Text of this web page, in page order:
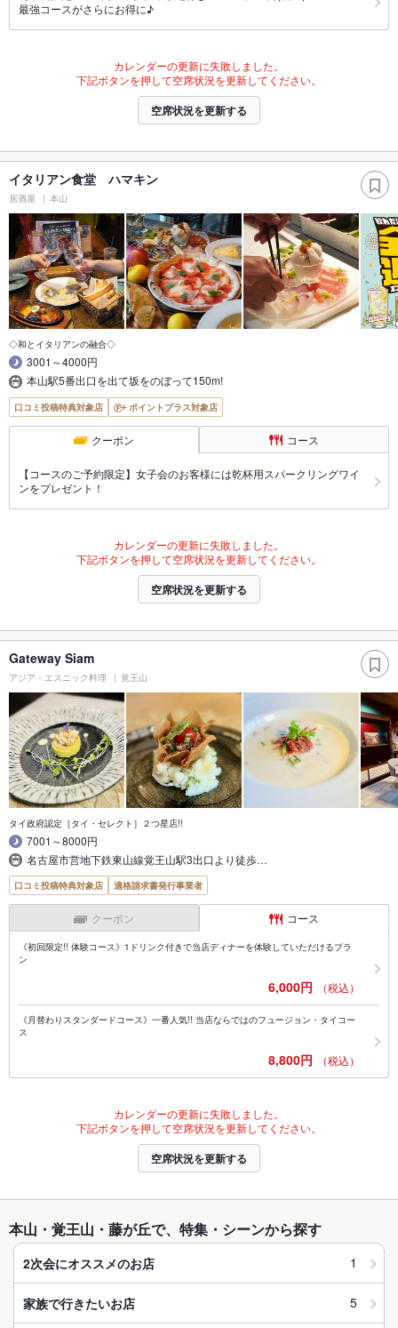
最強コースがさらにお得に♪
カレンダーの更新に失敗しました。
下記ボタンを押して空席状況を更新してください。
空席状況を更新する
イタリアン食堂 ハマキン
居酒屋 本山
◇和とイタリアンの融合◇
3001～4000円
本山駅5番出口を出て坂をのぼって150m!
口コミ投稿特典対象店 ポイントプラス対象店
クーポン コース
【コースのご予約限定】女子会のお客様には乾杯用スパークリングワイ
ンをプレゼント！
カレンダーの更新に失敗しました。
下記ボタンを押して空席状況を更新してください。
空席状況を更新する
Gateway Siam
アジア・エスニック料理 覚王山
タイ政府認定［タイ・セレクト］２つ星店!!
7001～8000円
名古屋市営地下鉄東山線覚王山駅3出口より徒歩…
口コミ投稿特典対象店 適格請求書発行事業者
クーポン コース
《初回限定!! 体験コース》1ドリンク付きで当店ディナーを体験していただけるプラ
ン
6,000円 （税込）
《月替わりスタンダードコース》一番人気!! 当店ならではのフュージョン・タイコー
ス
8,800円 （税込）
カレンダーの更新に失敗しました。
下記ボタンを押して空席状況を更新してください。
空席状況を更新する
本山・覚王山・藤が丘で、特集・シーンから探す
2次会にオススメのお店 1
家族で行きたいお店 5